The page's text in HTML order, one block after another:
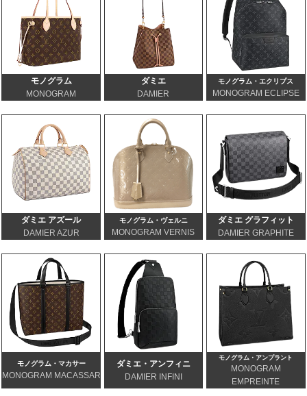
モノグラム
MONOGRAM
ダミエ
DAMIER
モノグラム・エクリプス
MONOGRAM ECLIPSE
ダミエ アズール
DAMIER AZUR
モノグラム・ヴェルニ
MONOGRAM VERNIS
ダミエ グラフィット
DAMIER GRAPHITE
モノグラム・マカサー
MONOGRAM MACASSAR
ダミエ・アンフィニ
DAMIER INFINI
モノグラム・アンプラント
MONOGRAM
EMPREINTE